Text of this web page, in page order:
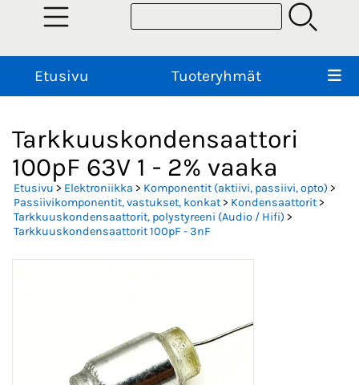
Etusivu Tuoteryhmät
Tarkkuuskondensaattori
100pF 63V 1 - 2% vaaka
Etusivu > Elektroniikka > Komponentit (aktiivi, passiivi, opto) >
Passiivikomponentit, vastukset, konkat> Kondensaattorit>
Tarkkuuskondensaattorit, polystyreeni (Audio / Hifi) >
Tarkkuuskondensaattorit 100pF - 3nF